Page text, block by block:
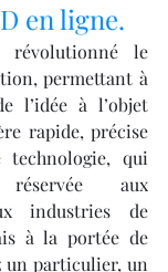
en ligne.
le
permettant à
l’idée à l’objet
rapide, précise
technologie, qui
aux
industries de
à la portée de
un particulier, un